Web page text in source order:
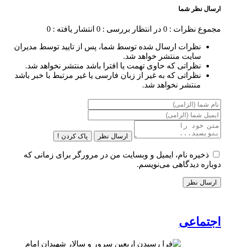
ارسال نظر شما
مجموع نظرات : 0 در انتظار بررسی : 0 انتشار یافته : 0
نظرات ارسال شده توسط شما، پس از تایید توسط مدیران
سایت منتشر خواهد شد.
نظراتی که حاوی تهمت یا افترا باشد منتشر نخواهد شد.
نظراتی که به غیر از زبان فارسی یا غیر مرتبط با خبر باشد
منتشر نخواهد شد.
ارسال نظر پاک کردن !
ذخیره نام، ایمیل و وبسایت من در مرورگر برای زمانی که
دوباره دیدگاهی می‌نویسم.
اجتماعی